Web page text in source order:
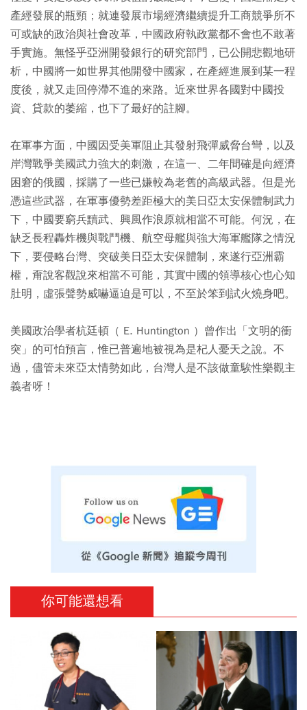
產經發展的瓶頸；就連發展市場經濟繼續提升工商競爭所不
可或缺的政治與社會改革，中國政府執政黨都不會也不敢著
手實施。無怪乎亞洲開發銀行的研究部門，已公開悲觀地研
析，中國將一如世界其他開發中國家，在產經進展到某一程
度後，就又走回停滯不進的來路。近來世界各國對中國投
資、貸款的萎縮，也下了最好的註腳。
在軍事方面，中國因受美軍阻止其發射飛彈威脅台彎，以及
岸灣戰爭美國武力強大的刺激，在這一、二年間確是向經濟
困窘的俄國，採購了一些已嫌較為老舊的高級武器。但是光
憑這些武器，在軍事優勢差距極大的美日亞太安保體制武力
下，中國要窮兵黷武、興風作浪原就相當不可能。何況，在
缺乏長程轟炸機與戰鬥機、航空母艦與強大海軍艦隊之情況
下，要侵略台灣、突破美日亞太安保體制，來遂行亞洲霸
權，甭說客觀說來相當不可能，其實中國的領導核心也心知
肚明，虛張聲勢威嚇逼迫是可以，不至於笨到試火燒身吧。
美國政治學者杭廷頓（ E. Huntington ）曾作出「文明的衝
突」的可怕預言，惟已普遍地被視為是杞人憂天之說。不
過，儘管未來亞太情勢如此，台灣人是不該做童騃性樂觀主
義者呀！
你可能還想看